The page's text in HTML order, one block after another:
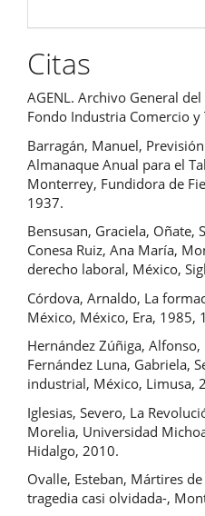
Citas
AGENL. Archivo General
Fondo Industria Comercio y
Barragán, Manuel,
Almanaque Anual para el
Monterrey, Fundidora de
1937.
Bensusan, Graciela, Oñate,
Conesa Ruiz, Ana María,
derecho laboral, México,
Córdova, Arnaldo, La
México, México, Era, 1985,
Hernández Zúñiga,
Fernández Luna, Gabriela,
industrial, México, Limusa,
Iglesias, Severo, La
Morelia, Universidad
Hidalgo, 2010.
Ovalle, Esteban, Mártires
tragedia casi olvidada-,